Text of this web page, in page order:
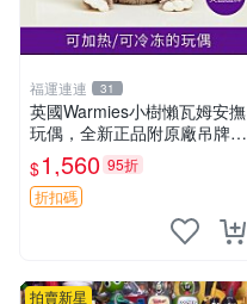
福運連連 31
英國Warmies小樹懶瓦姆安撫
玩偶，全新正品附原廠吊牌與
防塵袋，內藏薰衣草可加熱，
適合各個年齡層，冷暖兩用享
受抱抱樂趣，不容錯過嚴選好
$1,560 95折
折扣碼
拍賣新星